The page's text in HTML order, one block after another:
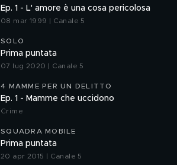
Ep. 1 - L' amore è una cosa pericolosa
08 mar 1999 | Canale 5
SOLO
Prima puntata
07 lug 2020 | Canale 5
4 MAMME PER UN DELITTO
Ep. 1 - Mamme che uccidono
Crime
SQUADRA MOBILE
Prima puntata
20 apr 2015 | Canale 5